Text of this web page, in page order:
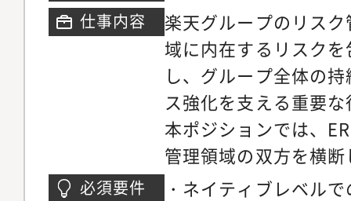
テムの中で、リスク
ルを目指すことはも
る改善・企画スキル
仕事内容
楽天グループのリス
域に内在するリスク
し、グループ全体の
ス強化を支える重要
本ポジションでは、
管理領域の双方を横
して必要なリスク管
必須要件
・ネイティブレベル